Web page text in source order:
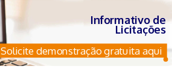
Informativo de
Licitações
Solicite demonstração gratuita aqui